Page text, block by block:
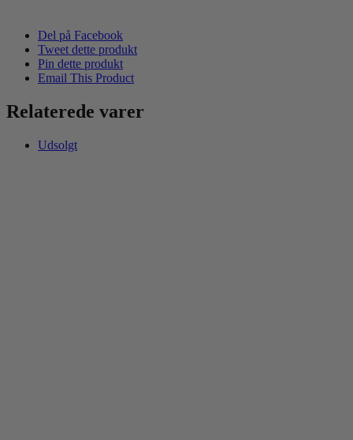
Del på Facebook
Tweet dette produkt
Pin dette produkt
Email This Product
Relaterede varer
Udsolgt